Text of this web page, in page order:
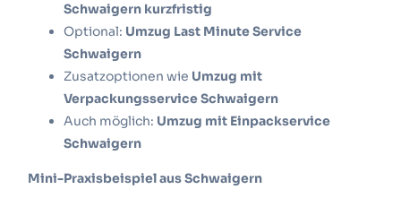
Schwaigern kurzfristig
Optional: Umzug Last Minute Service
Schwaigern
Zusatzoptionen wie Umzug mit
Verpackungsservice Schwaigern
Auch möglich: Umzug mit Einpackservice
Schwaigern
Mini-Praxisbeispiel aus Schwaigern